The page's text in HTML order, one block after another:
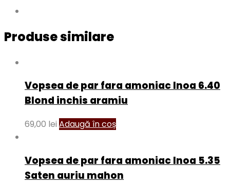
Produse similare
Vopsea de par fara amoniac Inoa 6.40
Blond inchis aramiu
69,00 lei Adaugă în coș
Vopsea de par fara amoniac Inoa 5.35
Saten auriu mahon